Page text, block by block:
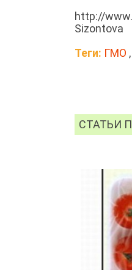
http://
Sizontova
Теги: ГМО ,
СТАТЬИ